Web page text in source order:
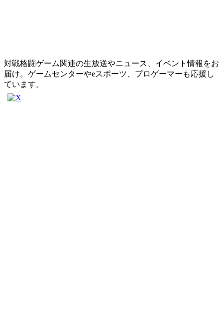
対戦格闘ゲーム関連の生放送やニュース、イベント情報をお
届け。ゲームセンターやeスポーツ、プロゲーマーも応援し
ています。